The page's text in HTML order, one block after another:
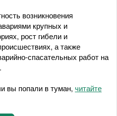
возникновения
крупных и
рост гибели и
а также
спасательных работ на
вы попали в туман, читайте